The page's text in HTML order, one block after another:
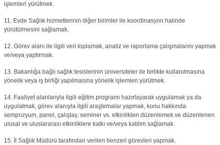
işlemleri yürütmek.
11. Evde Sağlık hizmetlerinin diğer birimler ile koordinasyon halinde
yürütülmesini sağlamak.
12. Görev alanı ile ilgili veri toplamak, analiz ve raporlama çalışmalarını yapmak
ve/veya yaptırmak.
13. Bakanlığa bağlı sağlık tesislerinin üniversiteler ile birlikte kullanılmasına
yönelik veya iş birliği yapılmasına yönelik işlemleri yürütmek.
14. Faaliyet alanlarıyla ilgili eğitim programı hazırlayarak uygulamak ya da
uygulatmak, görev alanıyla ilgili araştırmalar yapmak, konu hakkında
sempozyum, panel, çalıştay, seminer vs. etkinlikleri düzenlemek ve düzenlenen
ulusal ve uluslararası etkinliklere katkı ve/veya katılım sağlamak.
15. İl Sağlık Müdürü tarafından verilen benzeri görevleri yapmak.